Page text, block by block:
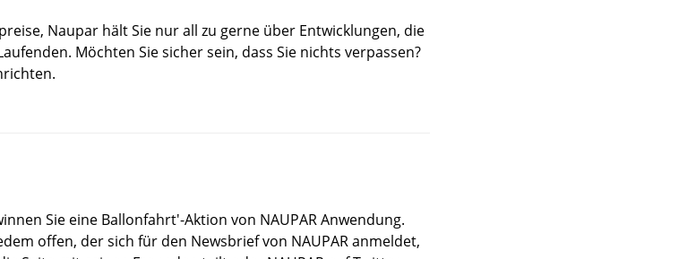
Naupar hält Sie nur all zu gerne über Entwicklungen, die
Möchten Sie sicher sein, dass Sie nichts verpassen?
Sie eine Ballonfahrt'-Aktion von NAUPAR Anwendung.
offen, der sich für den Newsbrief von NAUPAR anmeldet,